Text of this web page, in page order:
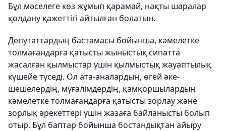
Бұл мәселеге көз жұмып қарамай, нақты шаралар
қолдану қажеттігі айтылған болатын.
Депутаттардың бастамасы бойынша, кәмелетке
толмағандарға қатысты жыныстық сипатта
жасалған қылмыстар үшін қылмыстық жауаптылық
күшейе түседі. Ол ата-аналардың, өгей әке-
шешелердің, мұғалімдердің, қамқоршылардың
кәмелетке толмағандарға қатысты зорлау және
зорлық әрекеттері үшін жазаға байланысты болып
отыр. Бұл баптар бойынша бостандықтан айыру